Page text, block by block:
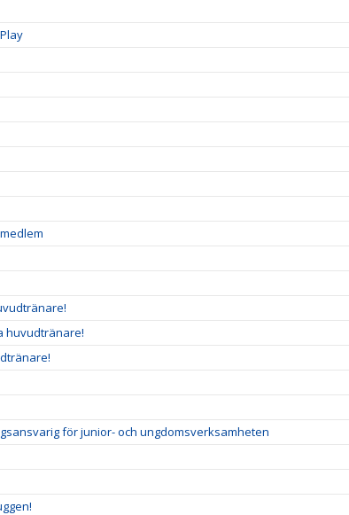
huvudtränare!
för junior- och ungdomsverksamheten